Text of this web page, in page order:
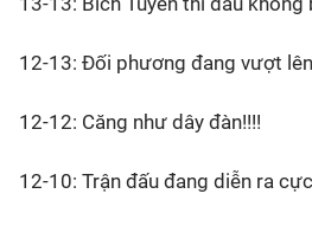
12-13: Đối phương đang vượt
12-12: Căng như dây đàn!!!!
12-10: Trận đấu đang diễn ra